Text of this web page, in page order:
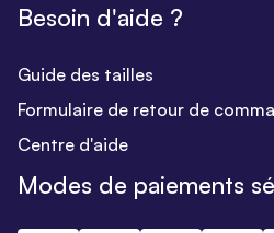
Besoin d'aide ?
Guide des tailles
Formulaire de retour de
Centre d'aide
Modes de paiements